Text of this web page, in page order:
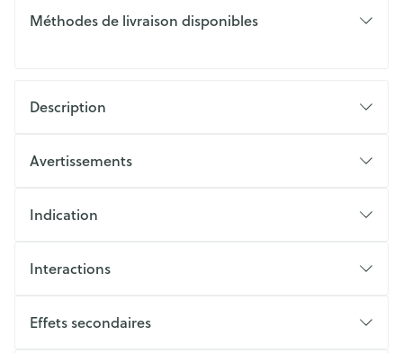
Méthodes de livraison disponibles
Description
Avertissements
Indication
Interactions
Effets secondaires